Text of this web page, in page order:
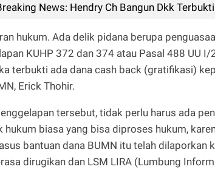
News: Hendry Ch Bangun Dkk
hukum. Ada delik pidana berupa
KUHP 372 dan 374 atau Pasal 488 UU
terbukti ada dana cash back (gratifikasi)
Erick Thohir.
tersebut, tidak perlu harus ada
hukum biasa yang bisa diproses hukum,
bantuan dana BUMN itu telah dilaporkan
dirugikan dan LSM LIRA (Lumbung